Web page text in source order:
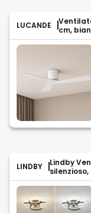
LUCANDE
cm,
LINDBY
Lindby